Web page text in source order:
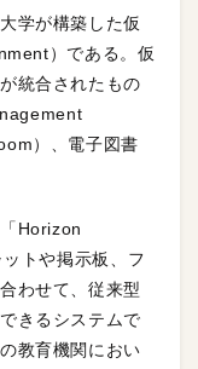
学が構築した仮
）である。仮
統合されたもの
）、電子図書
Horizon
トや掲示板、フ
わせて、従来型
きるシステムで
教育機関におい